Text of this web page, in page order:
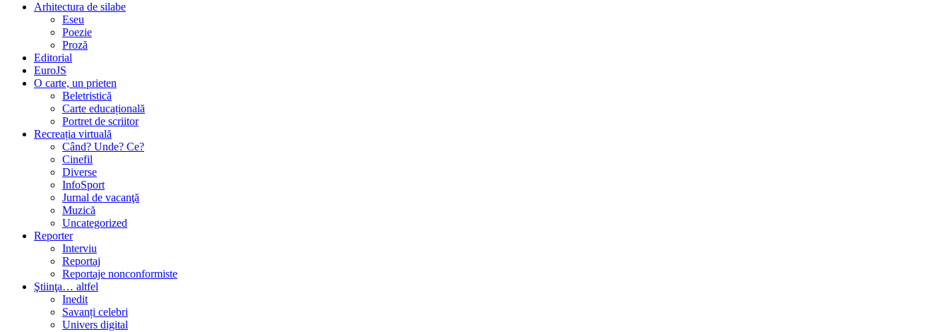
Arhitectura de silabe
Eseu
Poezie
Proză
Editorial
EuroJS
O carte, un prieten
Beletristică
Carte educațională
Portret de scriitor
Recreația virtuală
Când? Unde? Ce?
Cinefil
Diverse
InfoSport
Jurnal de vacanţă
Muzică
Uncategorized
Reporter
Interviu
Reportaj
Reportaje nonconformiste
Ştiinţa… altfel
Inedit
Savanți celebri
Univers digital